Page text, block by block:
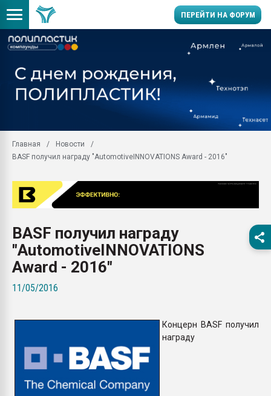
ПЕРЕЙТИ НА ФОРУМ
Вакуум-формовочные
28.07.2026
бутылок
Материал
вакуумного
Главная
Новости
BASF получил награду "AutomotiveINNOVATIONS Award - 2016"
BASF получил награду
"AutomotiveINNOVATIONS
Award - 2016"
11/05/2016
Концерн BASF получил
награду